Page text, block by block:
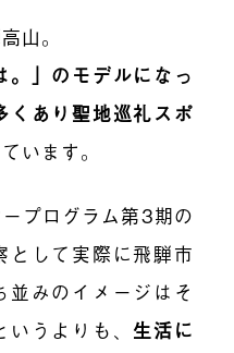
山。
。」のモデルになっ
くあり聖地巡礼スポ
います。
プログラム第3期の
として実際に飛騨市
並みのイメージはそ
うよりも、 生活に